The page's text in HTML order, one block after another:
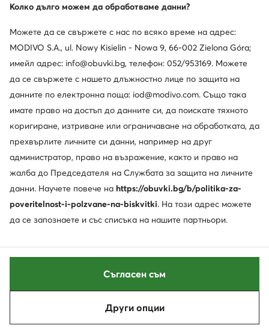
Leaf
Апрески · Розов
111,97€
Апрески · Розов
58,29 €
Колко дълго можем да обработваме данни?
Можете да се свържете с нас по всяко време на адрес:
MODIVO S.A., ul. Nowy Kisielin - Nowa 9, 66-002 Zielona Góra;
имейл адрес: info@obuvki.bg, телефон: 052/953169. Можете
да се свържете с нашето длъжностно лице по защита на
данните по електронна поща: iod@modivo.com. Също така
имате право на достъп до данните си, да поискате тяхното
коригиране, изтриване или ограничаване на обработката, да
прехвърлите личните си данни, например на друг
администратор, право на възражение, както и право на
жалба до Председателя на Службата за защита на личните
данни. Научете повече на https://obuvki.bg/b/politika-za-
poveritelnost-i-polzvane-na-biskvitki. На този адрес можете
да се запознаете и със списъка на нашите партньори.
Други опции
Съгласен съм